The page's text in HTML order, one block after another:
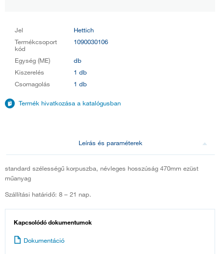
Jel
Hettich
Termékcsoport
kód
1090030106
Egység (ME)
db
Kiszerelés
1 db
Csomagolás
1 db
Termék hivatkozása a katalógusban
Leírás és paraméterek
standard szélességű korpuszba, névleges hosszúság 470mm ezüst
műanyag
Szállítási határidő: 8 – 21 nap.
Kapcsolódó dokumentumok
Dokumentáció